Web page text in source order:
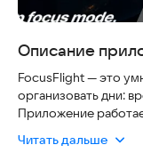
Описание
FocusFlight — это
организовать дни:
Приложение
продуктивно
Читать дальше